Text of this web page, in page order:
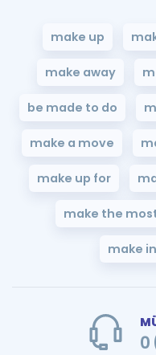
make up
make away
be made to do
make a move
make up for
make the
make
0